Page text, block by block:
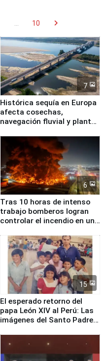
10 chevron_right
7
Histórica sequía en Europa
afecta cosechas,
navegación fluvial y plantas
6
Tras 10 horas de intenso
trabajo bomberos logran
controlar el incendio en una
de Chile
15
El esperado retorno del
papa León XIV al Perú: Las
imágenes del Santo Padre